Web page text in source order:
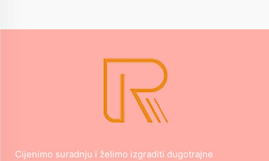
Cijenimo suradnju i želimo izgraditi dugotrajne